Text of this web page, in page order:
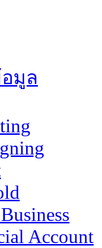
อมูล
Account